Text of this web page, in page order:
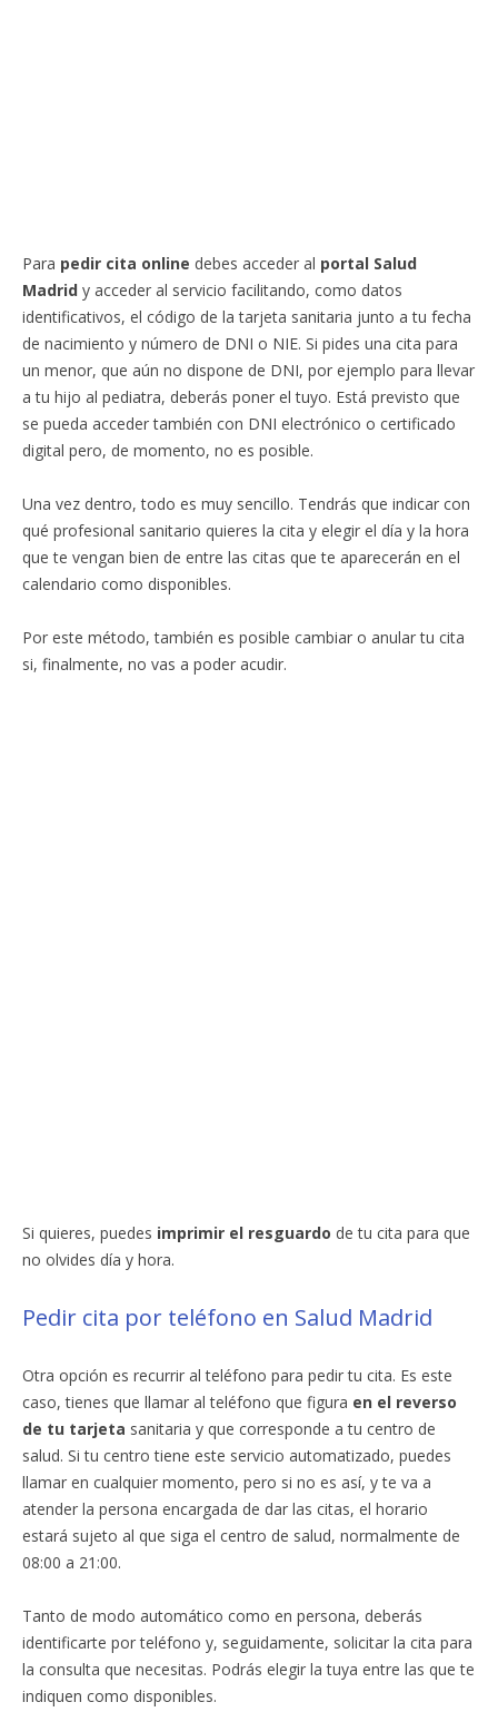
Para pedir cita online debes acceder al portal Salud
Madrid y acceder al servicio facilitando, como datos
identificativos, el código de la tarjeta sanitaria junto a tu fecha
de nacimiento y número de DNI o NIE. Si pides una cita para
un menor, que aún no dispone de DNI, por ejemplo para llevar
a tu hijo al pediatra, deberás poner el tuyo. Está previsto que
se pueda acceder también con DNI electrónico o certificado
digital pero, de momento, no es posible.
Una vez dentro, todo es muy sencillo. Tendrás que indicar con
qué profesional sanitario quieres la cita y elegir el día y la hora
que te vengan bien de entre las citas que te aparecerán en el
calendario como disponibles.
Por este método, también es posible cambiar o anular tu cita
si, finalmente, no vas a poder acudir.
Si quieres, puedes imprimir el resguardo de tu cita para que
no olvides día y hora.
Pedir cita por teléfono en Salud Madrid
Otra opción es recurrir al teléfono para pedir tu cita. Es este
caso, tienes que llamar al teléfono que figura en el reverso
de tu tarjeta sanitaria y que corresponde a tu centro de
salud. Si tu centro tiene este servicio automatizado, puedes
llamar en cualquier momento, pero si no es así, y te va a
atender la persona encargada de dar las citas, el horario
estará sujeto al que siga el centro de salud, normalmente de
08:00 a 21:00.
Tanto de modo automático como en persona, deberás
identificarte por teléfono y, seguidamente, solicitar la cita para
la consulta que necesitas. Podrás elegir la tuya entre las que te
indiquen como disponibles.